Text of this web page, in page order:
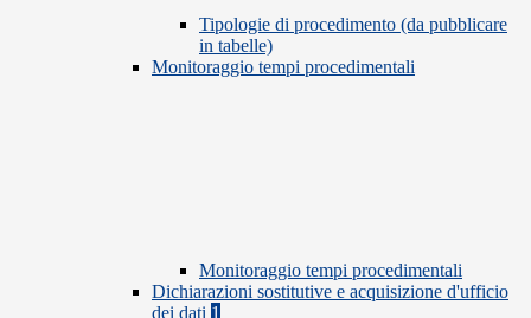
Tipologie di procedimento (da pubblicare
in tabelle)
Monitoraggio tempi procedimentali
Monitoraggio tempi procedimentali
Dichiarazioni sostitutive e acquisizione d'ufficio
dei dati 1